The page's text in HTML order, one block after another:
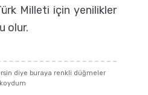
Milleti için yenilikler
olur.
diye buraya renkli düğmeler
koydum